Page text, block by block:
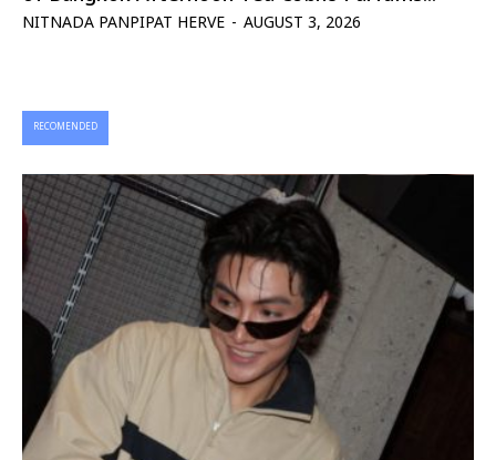
NITNADA PANPIPAT HERVE - AUGUST 3, 2026
RECOMENDED